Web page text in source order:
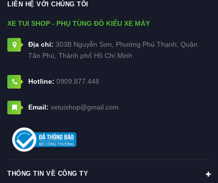
LIÊN HỆ VỚI CHÚNG TÔI
XE TUI SHOP - PHỤ TÙNG ĐỒ KIỂU XE MÁY
Địa chỉ: 303B Nguyễn Sơn, Phường Phú Thạnh, Quận
Tân Phú, Thành phố Hồ Chí Minh
Hotline: 0909.877.448
Email: xetuishop@gmail.com
THÔNG TIN VỀ CÔNG TY